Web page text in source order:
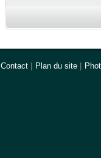
Contact Plan du site